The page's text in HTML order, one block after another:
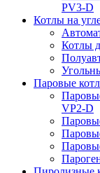
PV3-D
Котлы на
Котлы
Паровые
VP2-D